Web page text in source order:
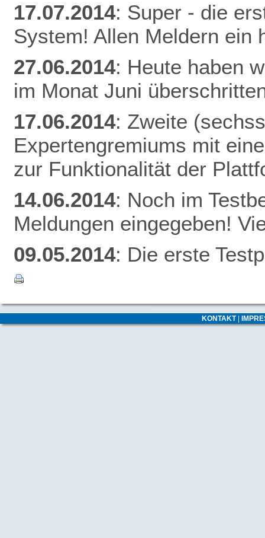
17.07.2014: Super - die
System! Allen Meldern ein
27.06.2014: Heute haben
im Monat Juni
17.06.2014: Zweite
Expertengremiums mit
zur Funktionalität der
14.06.2014: Noch im
Meldungen eingegeben!
09.05.2014: Die erste
KONTAKT|